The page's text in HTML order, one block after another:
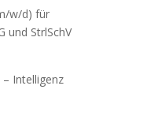
w/d) für
und StrlSchV
Intelligenz